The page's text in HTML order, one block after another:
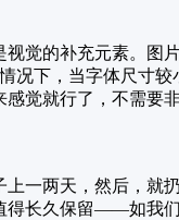
觉的补充元素。
下，当字体尺寸
觉就行了，不需要
一两天，然后，
长久保留――如我